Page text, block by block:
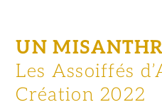
UN
Les Assoiffés
Création 2022